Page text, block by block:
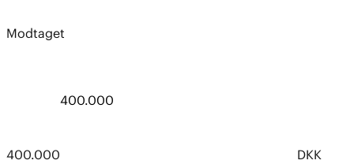
Modtaget
400.000
400.000
DKK